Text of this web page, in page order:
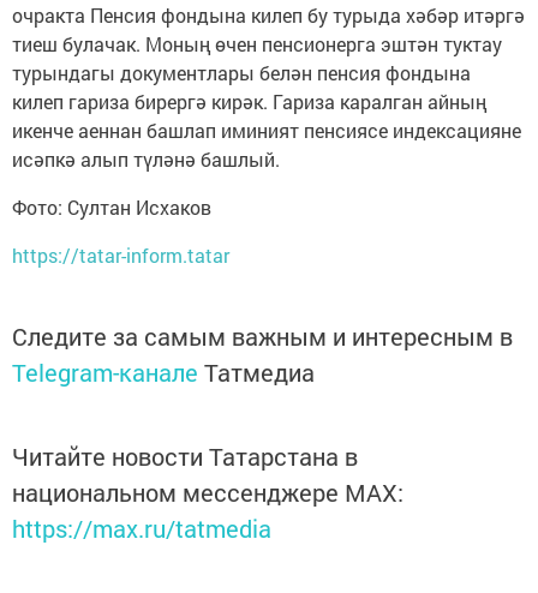
очракта Пенсия фондына килеп бу турыда хәбәр итәргә
тиеш булачак. Моның өчен пенсионерга эштән туктау
турындагы документлары белән пенсия фондына
килеп гариза бирергә кирәк. Гариза каралган айның
икенче аеннан башлап иминият пенсиясе индексацияне
исәпкә алып түләнә башлый.
Фото: Султан Исхаков
https://tatar-inform.tatar
Следите за самым важным и интересным в
Telegram-канале Татмедиа
Читайте новости Татарстана в
национальном мессенджере MАХ:
https://max.ru/tatmedia